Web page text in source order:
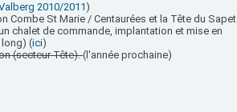
2010/2011)
Combe St Marie / Centaurées et la Tête du Sapet
chalet de commande, implantation et mise en
long) (ici)
(secteur Tête).(l'année prochaine)